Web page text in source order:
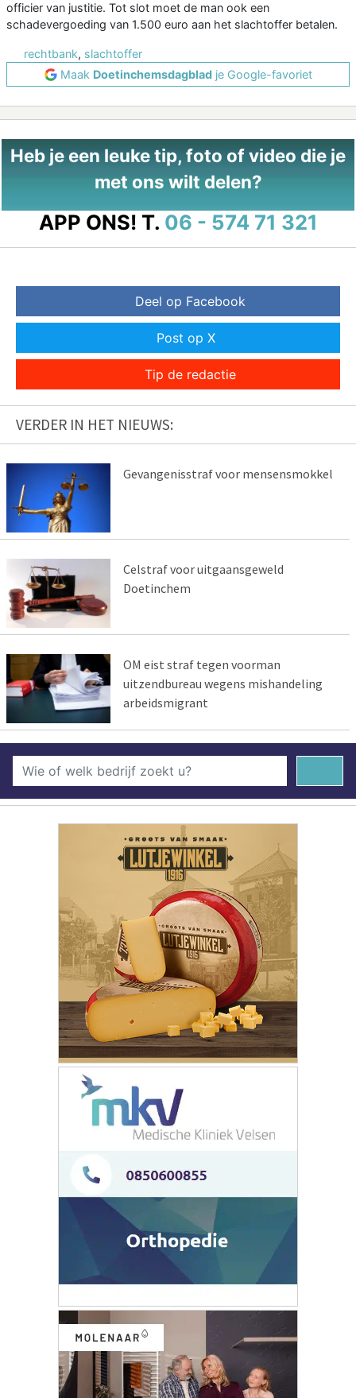
officier van justitie. Tot slot moet de man ook een
schadevergoeding van 1.500 euro aan het slachtoffer betalen.
rechtbank, slachtoffer
Maak Doetinchemsdagbladje Google-favoriet
Heb je een leuke tip, foto of video die je
met ons wilt delen?
APP ONS! T. 06 - 574 71 321
Deel op Facebook
Post op X
Tip de redactie
VERDER IN HET NIEUWS:
Gevangenisstraf voor mensensmokkel
Celstraf voor uitgaansgeweld
Doetinchem
OM eist straf tegen voorman
uitzendbureau wegens mishandeling
arbeidsmigrant